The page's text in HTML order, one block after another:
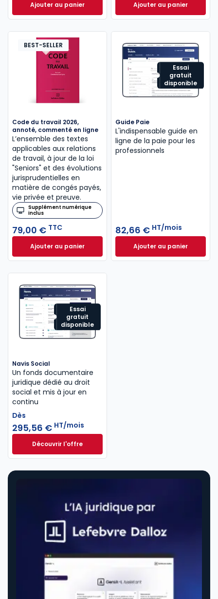
Ajouter au panierELnet Social à 321,96 € HT/mois
Ajouter au panier
Mémento Social
BEST-SELLER
Code du travail 2026,
annoté, commenté en ligne
L’ensemble des textes
applicables aux relations
de travail, à jour de la loi
"Seniors" et des évolutions
jurisprudentielles en
matière de congés payés,
vie privée et preuve.
Supplément numérique
inclus
79,00 € TTC
Ajouter au panierCode du travail 2026, annoté, commenté en ligne à
Essai
gratuit
disponible
Guide Paie
L'indispensable guide en
ligne de la paie pour les
professionnels
82,66 € HT/mois
Ajouter au panier
Guide Paie à
Essai
gratuit
disponible
Navis Social
Un fonds documentaire
juridique dédié au droit
social et mis à jour en
continu
Dès
295,56 € HT/mois
Découvrir l'offreNavis Social à partir de
Dès